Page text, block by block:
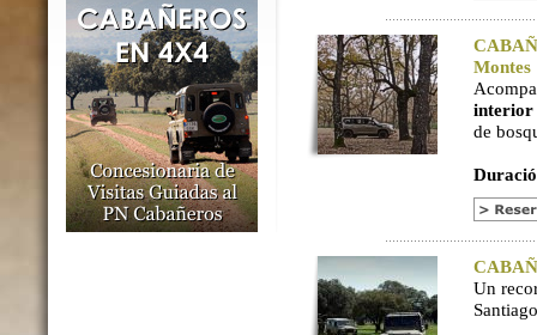
Montes
interior
de
Un